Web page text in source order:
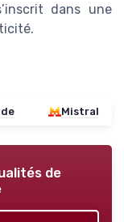
dans une
Mistral
de